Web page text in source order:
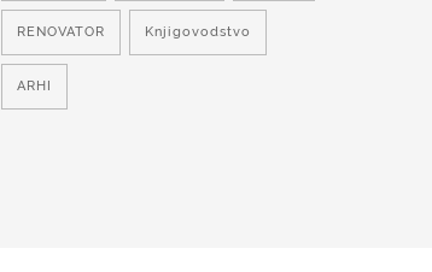
RENOVATOR Knjigovodstvo
ARHI